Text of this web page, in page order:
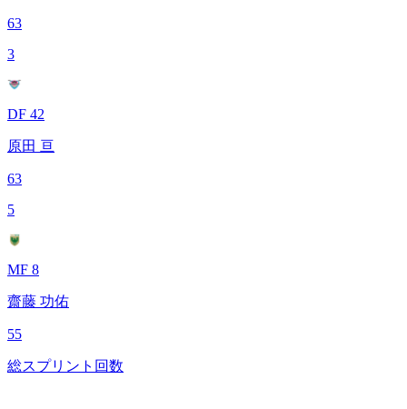
63
3
DF 42
原田 亘
63
5
MF 8
齋藤 功佑
55
総スプリント回数